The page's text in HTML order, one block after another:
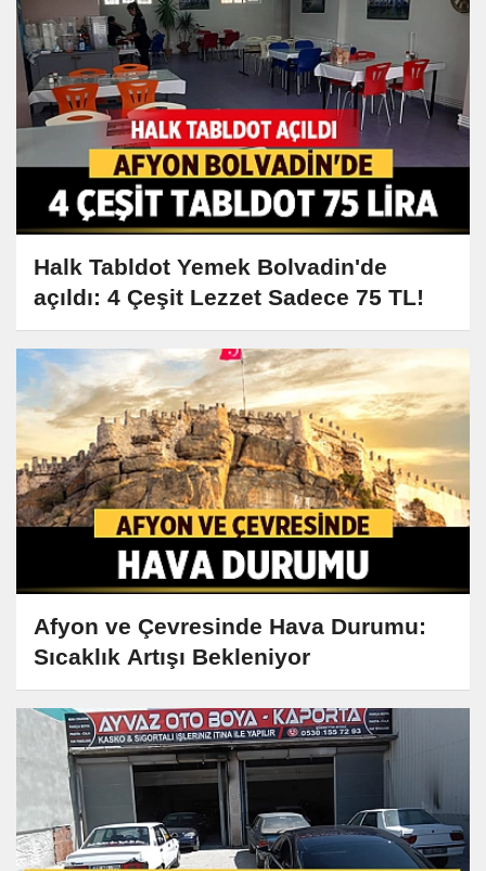
Halk Tabldot Yemek Bolvadin'de
açıldı: 4 Çeşit Lezzet Sadece 75 TL!
Afyon ve Çevresinde Hava Durumu:
Sıcaklık Artışı Bekleniyor